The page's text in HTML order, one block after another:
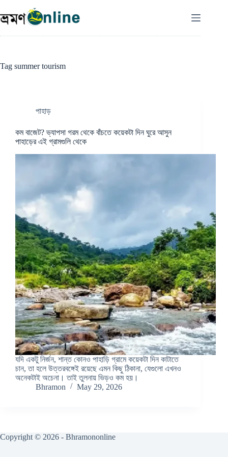
to
content
Tag summer tourism
পাহাড়
কম বাজেট? ভ্যাপসা গরম থেকে বাঁচতে কয়েকটা দিন ঘুরে আসুন
পাহাড়ের এই গ্রামগুলি থেকে
যদি একটু নির্জন, শান্ত কোনও পাহাড়ি গ্রামে কয়েকটা দিন কাটাতে
চান, তা হলে উত্তরবঙ্গেই রয়েছে এমন কিছু ঠিকানা, যেগুলো এখনও
অনেকটাই অচেনা। তাই তুলনায় ভিড়ও কম হয়।
Bhramon
May 29, 2026
Copyright © 2026 - Bhramononline